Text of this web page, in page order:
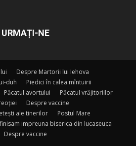
URMAȚI-NE
Despre Martorii lui Iehova
duh
Piedici în calea mîntuirii
Păcatul avortului
Păcatul vrăjitoriilor
Despre vaccine
ale tinerilor
Postul Mare
impreuna biserica din lucaseuca
Despre vaccine